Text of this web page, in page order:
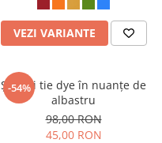
VEZI VARIANTE
-54%
Șalvari tie dye în nuanțe de
albastru
98,00 RON
45,00 RON